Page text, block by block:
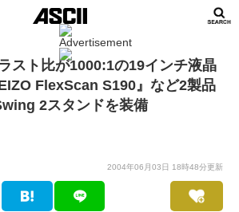
スト比が1000:1の19インチ液晶
FlexScan S190』など2製品
2スタンドを装備
2004年06月03日 18時48分更新